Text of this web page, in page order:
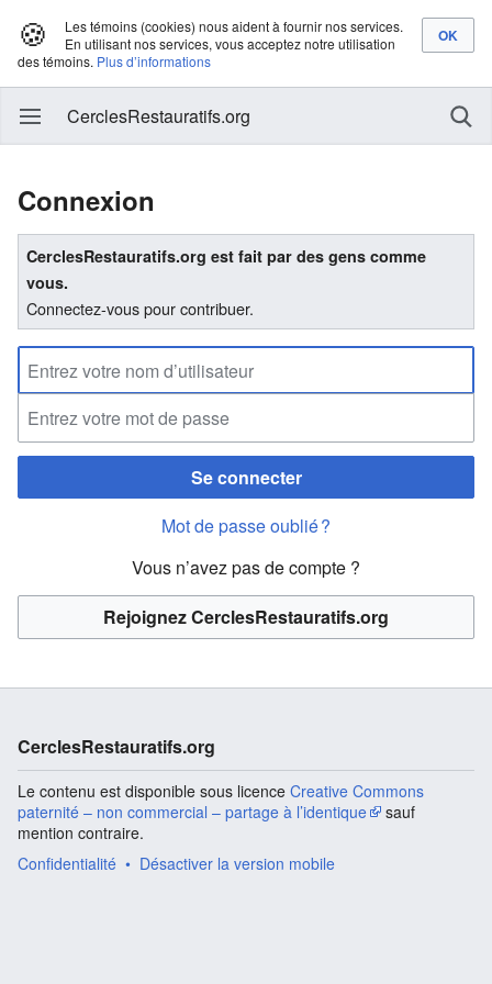
🍪
Les témoins (cookies) nous aident à fournir nos services.
En utilisant nos services, vous acceptez notre utilisation
des témoins. Plus d’informations
CerclesRestauratifs.org
Connexion
CerclesRestauratifs.org est fait par des gens comme
vous.
Connectez-vous pour contribuer.
Se connecter
Mot de passe oublié ?
Vous n’avez pas de compte ?
Rejoignez CerclesRestauratifs.org
CerclesRestauratifs.org
Le contenu est disponible sous licence Creative Commons
paternité – non commercial – partage à l’identique
sauf
mention contraire.
Confidentialité
Désactiver la version mobile